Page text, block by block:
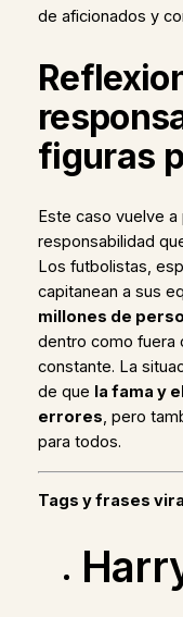
de aficionados y
figuras
Este caso vuelve
responsabilidad
Los futbolistas,
capitanean a sus
millones de
dentro como fuera
constante. La
de que la fama y
errores, pero
para todos.
Tags y frases